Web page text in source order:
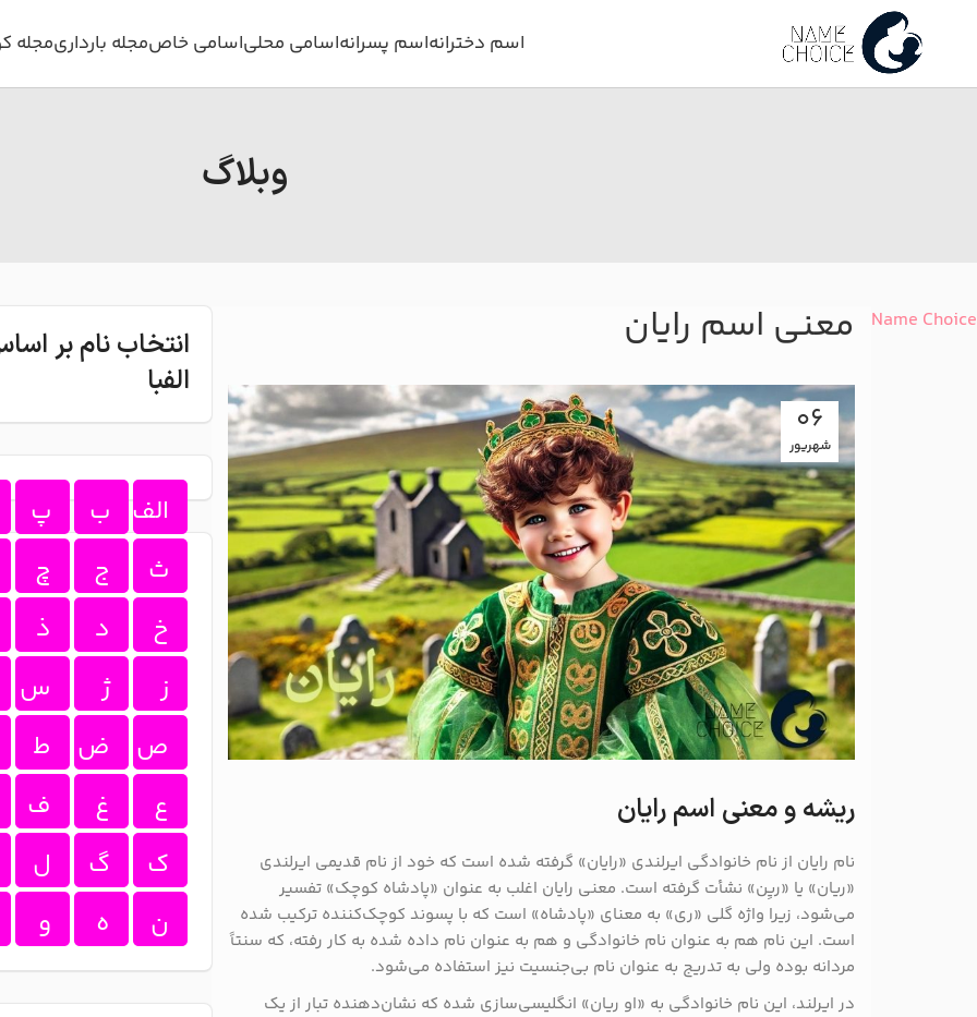
اسم دخترانهاسم پسرانهاسامی محلیاسامی خاصمجله بارداریمجله
وبلاگ
Name Choice معنی اسم رایان
06
شهریور
ریشه و معنی اسم رایان
نام رایان از نام خانوادگی ایرلندی «رایان» گرفته شده است که خود از نام قدیمی ایرلندی
«ریان» یا «ریِن» نشأت گرفته است. معنی رایان اغلب به عنوان «پادشاه کوچک» تفسیر
می‌شود، زیرا واژه گلی «ری» به معنای «پادشاه» است که با پسوند کوچک‌کننده ترکیب شده
است. این نام هم به عنوان نام خانوادگی و هم به عنوان نام داده شده به کار رفته، که سنتاً
مردانه بوده ولی به تدریج به عنوان نام بی‌جنسیت نیز استفاده می‌شود.
در ایرلند، این نام خانوادگی به «او ریان» انگلیسی‌سازی شده که نشان‌دهنده تبار از یک
انتخاب نام بر
الفبا
الف ب
پ
ث
ج
چ
خ
د
ذ
ز
ژ
س
ص
ض
ط
ع
غ
ف
ک
گ
ل
ن
ه و